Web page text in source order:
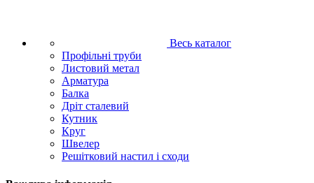
Весь каталог
Профільні труби
Листовий метал
Арматура
Балка
Дріт сталевий
Кутник
Круг
Швелер
Решітковий настил і сходи